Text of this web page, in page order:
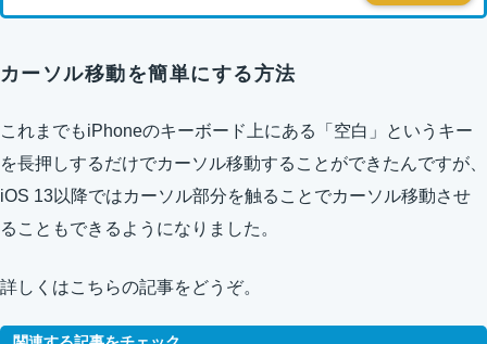
カーソル移動を簡単にする方法
これまでもiPhoneのキーボード上にある「空白」というキー
を長押しするだけでカーソル移動することができたんですが、
iOS 13以降ではカーソル部分を触ることでカーソル移動させ
ることもできるようになりました。
詳しくはこちらの記事をどうぞ。